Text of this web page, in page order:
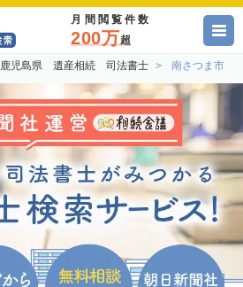
月間閲覧件数
200万超
鹿児島県 遺産相続 司法書士 南さつま市